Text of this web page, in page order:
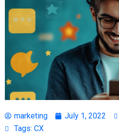
marketing July 1, 2022
Tags: CX